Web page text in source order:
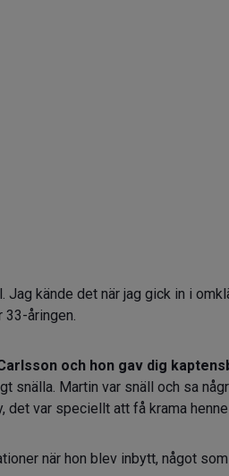
Jag kände det när jag gick in i
33-åringen.
och hon gav dig
snälla. Martin var snäll och sa
det var speciellt att få krama
när hon blev inbytt, något